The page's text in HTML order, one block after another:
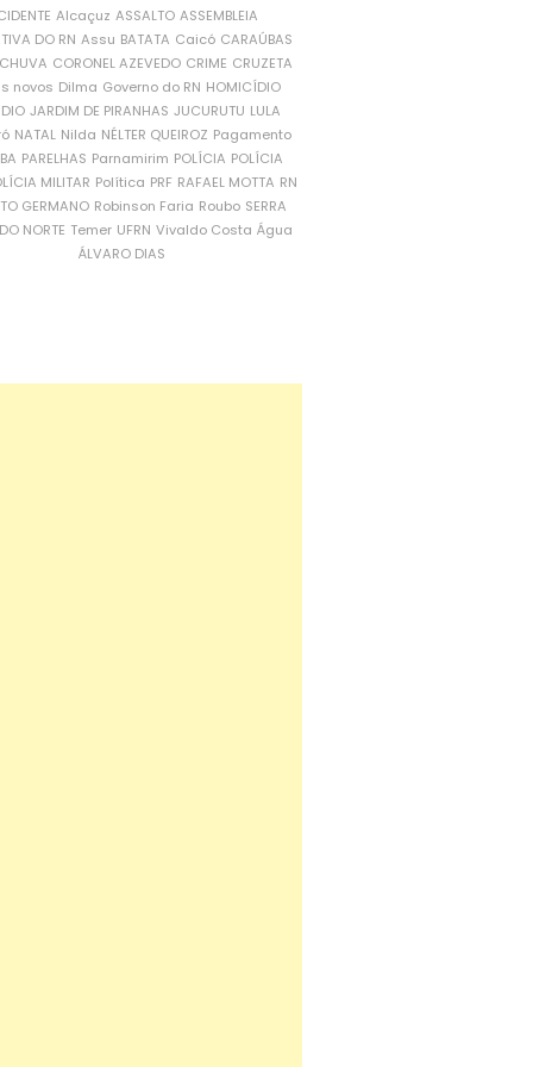
Alcaçuz ASSALTO ASSEMBLEIA
DO RN Assu BATATA Caicó CARAÚBAS
CORONEL AZEVEDO CRIME CRUZETA
novos Dilma Governo do RN HOMICÍDIO
JARDIM DE PIRANHAS JUCURUTU LULA
NATAL Nilda NÉLTER QUEIROZ Pagamento
PARELHAS Parnamirim POLÍCIA POLÍCIA
MILITAR Política PRF RAFAEL MOTTA RN
GERMANO Robinson Faria Roubo SERRA
NORTE Temer UFRN Vivaldo Costa Água
ÁLVARO DIAS